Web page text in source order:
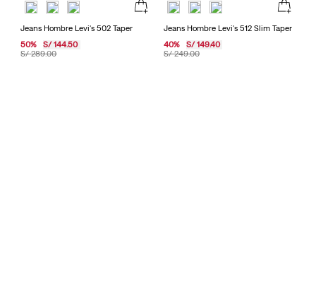
Jeans Hombre Levi's 502 Taper
S/ 289.00
50% S/ 144.50
Jeans Hombre Levi's 512 Slim Taper
S/ 249.00
40% S/ 149.40